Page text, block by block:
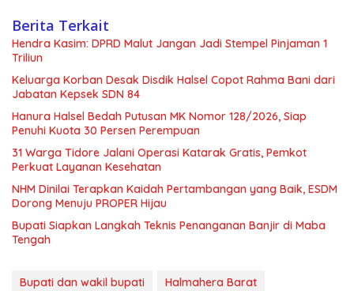
Berita Terkait
Hendra Kasim: DPRD Malut Jangan Jadi Stempel Pinjaman 1
Triliun
Keluarga Korban Desak Disdik Halsel Copot Rahma Bani dari
Jabatan Kepsek SDN 84
Hanura Halsel Bedah Putusan MK Nomor 128/2026, Siap
Penuhi Kuota 30 Persen Perempuan
31 Warga Tidore Jalani Operasi Katarak Gratis, Pemkot
Perkuat Layanan Kesehatan
NHM Dinilai Terapkan Kaidah Pertambangan yang Baik, ESDM
Dorong Menuju PROPER Hijau
Bupati Siapkan Langkah Teknis Penanganan Banjir di Maba
Tengah
Bupati dan wakil bupati
Halmahera Barat